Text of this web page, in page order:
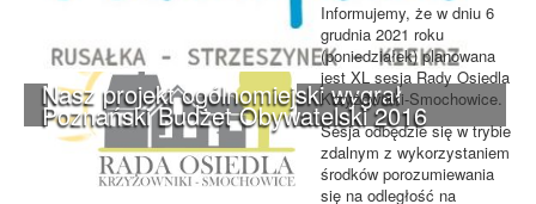
Nasz projekt ogólnomiejski wygrał
Poznański Budżet Obywatelski 2016
Informujemy, że w dniu 6
grudnia 2021 roku
(poniedziałek) planowana
jest XL sesja Rady Osiedla
Krzyżowniki-Smochowice.
Sesja odbędzie się w trybie
zdalnym z wykorzystaniem
środków porozumiewania
się na odległość na